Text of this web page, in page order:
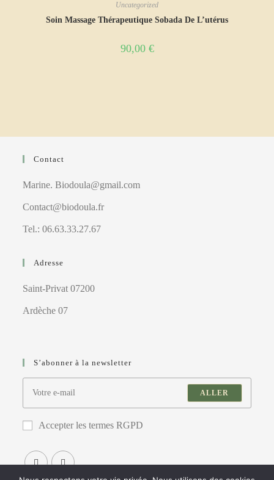
Uncategorized
Soin Massage Thérapeutique Sobada De L’utérus
90,00 €
Contact
Marine. Biodoula@gmail.com
Contact@biodoula.fr
Tel.: 06.63.33.27.67
Adresse
Saint-Privat 07200
Ardèche 07
S’abonner à la newsletter
ALLER
Accepter les termes RGPD